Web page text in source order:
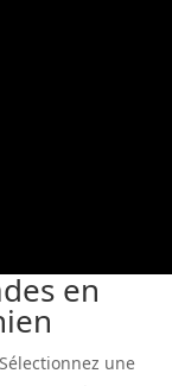
en
Sélectionnez une